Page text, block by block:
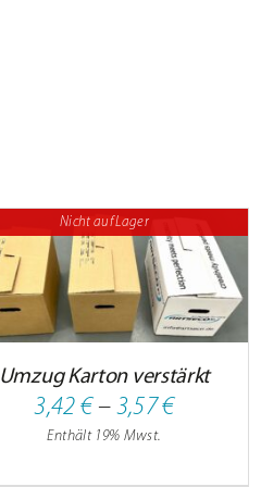
Nicht auf Lager
Umzug Karton verstärkt
3,42€ – 3,57€
bis
Enthält 19% Mwst.